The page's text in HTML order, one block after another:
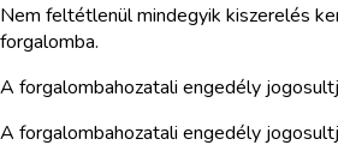
Nem feltétlenül mindegyik kiszerelés
forgalomba.
A forgalombahozatali engedély
A forgalombahozatali engedély